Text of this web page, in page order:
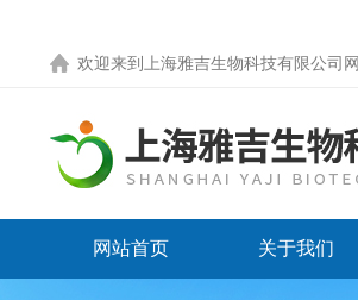
欢迎来到 上海雅吉生物科技有限公司
网站首页 关于我们